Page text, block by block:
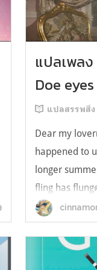
แปลเพล
Doe eyes
แปลสรรพสิ่ง
Dear my
happened to
longer
fling has
still spin your
คุณบนแผ่นเสีย
homeในใจฉั